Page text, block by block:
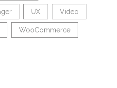
UX Video
WooCommerce